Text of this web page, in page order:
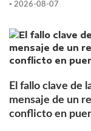
- 2026-08-07
El fallo clave de
mensaje de un
conflicto en